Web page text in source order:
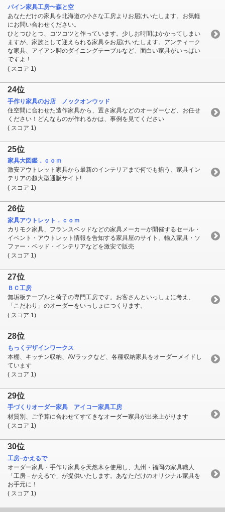
パイン家具工房〜森と空
あなただけの家具を北海道の小さな工房よりお届けいたします。お気軽
にお問い合わせください。
ひとつひとつ、コツコツと作っています。少しお時間はかかってしまい
ますが、家族として迎えられる家具をお届けいたします。アンティーク
な家具、アイアン脚のダイニングテーブルなど、面白い家具がいっぱい
ですよ！
( スコア 1)
24位
手作り家具のお店 ノックオンウッド
住空間に合わせた造作家具から、置き家具などのオーダーなど、お任せ
ください！どんなものが作れるかは、事例を見てください
( スコア 1)
25位
家具大図鑑．ｃｏｍ
激安アウトレット家具から最新のインテリアまで何でも揃う、家具イン
テリアの超大型通販サイト!
( スコア 1)
26位
家具アウトレット．ｃｏｍ
カリモク家具、フランスベッドなどの家具メーカーが開催するセール・
イベント・アウトレット情報を告知する家具屋のサイト。輸入家具・ソ
ファー・ベッド・インテリアなどを激安で販売
( スコア 1)
27位
ＢＣ工房
無垢板テーブルと椅子の専門工房です。お客さんといっしょに考え、
「こだわり」のオーダーをいっしょにつくります。
( スコア 1)
28位
もっくデザインワークス
本棚、キッチン収納、AVラックなど、各種収納家具をオーダーメイドし
ています
( スコア 1)
29位
手づくりオーダー家具 アイコー家具工房
材質別、ご予算に合わせてすてきなオーダー家具が出来上がります
( スコア 1)
30位
工房−かえるで
オーダー家具・手作り家具を天然木を使用し、九州・福岡の家具職人
「工房－かえるで」が提供いたします。あなただけのオリジナル家具を
お手元に！
( スコア 1)